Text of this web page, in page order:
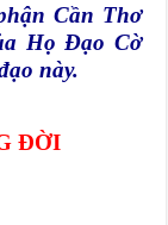
Cần Thơ
Họ Đạo Cờ
này.
ĐỜI